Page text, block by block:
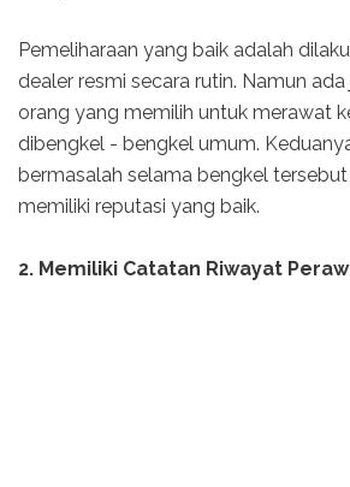
Pemeliharaan yang baik adalah
dealer resmi secara rutin. Namun
orang yang memilih untuk merawat
dibengkel - bengkel umum.
bermasalah selama bengkel
memiliki reputasi yang baik.
2. Memiliki Catatan Riwayat